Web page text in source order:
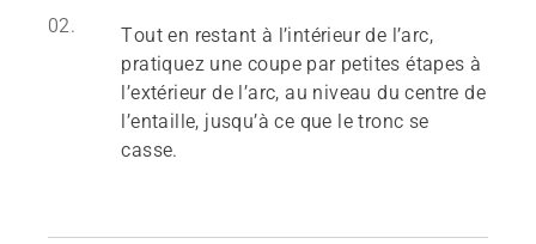
02.
Tout en restant à l’intérieur de l’arc,
pratiquez une coupe par petites étapes à
l’extérieur de l’arc, au niveau du centre de
l’entaille, jusqu’à ce que le tronc se
casse.